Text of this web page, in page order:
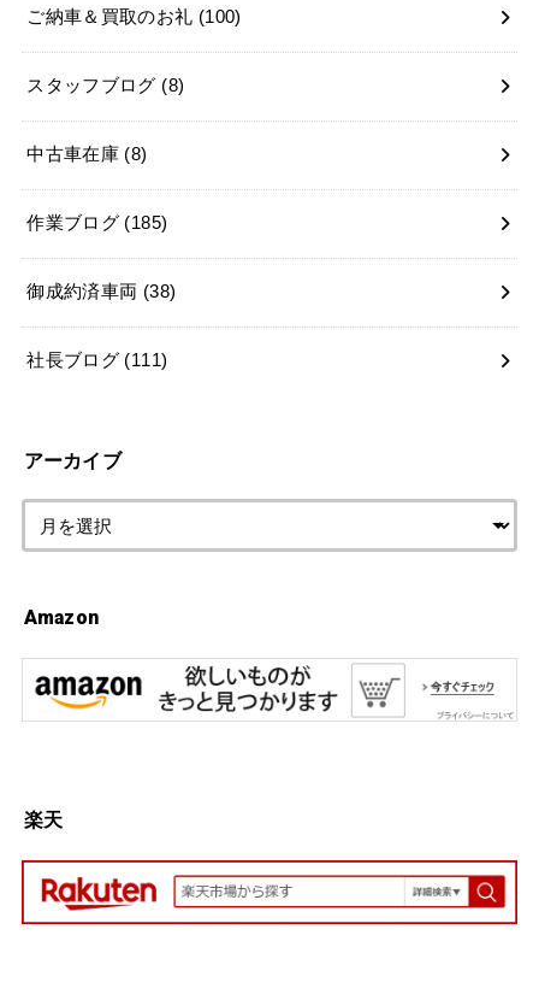
ご納車＆買取のお礼 (100)
スタッフブログ (8)
中古車在庫 (8)
作業ブログ (185)
御成約済車両 (38)
社長ブログ (111)
アーカイブ
Amazon
楽天